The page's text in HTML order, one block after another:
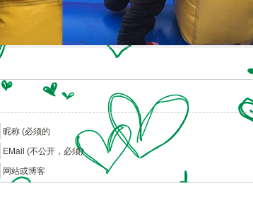
昵称 (必须的
EMail (不公开，必须)
网站或博客